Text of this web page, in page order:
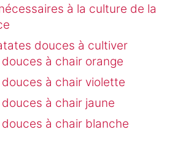
à la culture de la
douces à cultiver
à chair orange
à chair violette
à chair jaune
à chair blanche